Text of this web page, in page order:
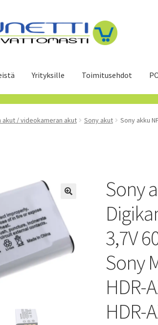
Yrityksille Toimitusehdot
akut / videokameran akut Sony akut
Sony akku
Sony
3,7V
Sony
HDR-
HDR-